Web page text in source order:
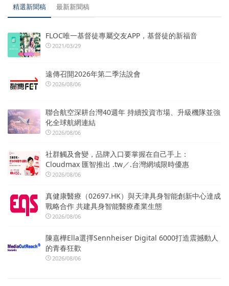
精選新聞稿 最新新聞稿
FLOC唯一基督徒專屬交友APP，基督徒的新福音
2021/03/29
遠傳召開2026年第二季法說會
2026/08/06
聯合航空深耕台灣40週年 持續投資市場、升級機隊並強
化全球航網連結
2026/08/06
社群觸及會變，品牌入口要掌握在自己手上：
Cloudmax 匯智推出 .tw／.台灣網域限時優惠
2026/08/06
真健康醫療（02697.HK）與天津具身智能創新中心達成
戰略合作 共建具身智能醫療產業生態
2026/08/06
陳嘉樺Ella選擇Sennheiser Digital 6000打造震撼動人
的青春狂歡
2026/08/06